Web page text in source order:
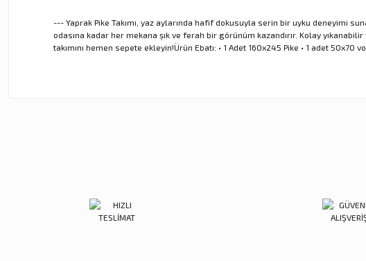
--- Yaprak Pike Takımı, yaz aylarında hafif dokusuyla serin bir uyku deneyimi
odasına kadar her mekana şık ve ferah bir görünüm kazandırır. Kolay
takımını hemen sepete ekleyin!Ürün Ebatı: • 1 Adet 160x245 Pike • 1 adet 50x70
Bu ürüne benzer farklı alternatifler olmalı.